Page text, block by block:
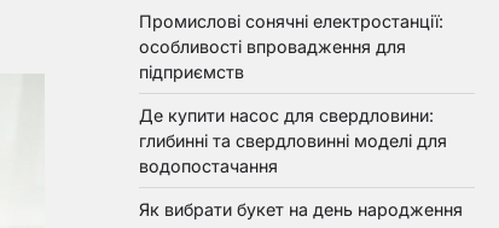
Промислові сонячні електростанції:
особливості впровадження для
підприємств
Де купити насос для свердловини:
глибинні та свердловинні моделі для
водопостачання
Як вибрати букет на день народження